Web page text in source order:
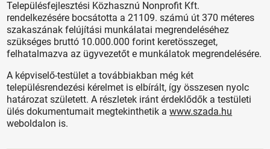
Településfejlesztési Közhasznú Nonprofit Kft.
rendelkezésére bocsátotta a 21109. számú út 370 méteres
szakaszának felújítási munkálatai megrendeléséhez
szükséges bruttó 10.000.000 forint keretösszeget,
felhatalmazva az ügyvezetőt e munkálatok megrendelésére.
A képviselő-testület a továbbiakban még két
településrendezési kérelmet is elbírált, így összesen nyolc
határozat született. A részletek iránt érdeklődők a testületi
ülés dokumentumait megtekinthetik awww.szada.hu
weboldalon is.